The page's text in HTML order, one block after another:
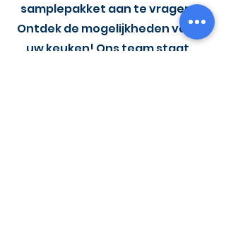
samplepakket aan te vragen.
Ontdek de mogelijkheden voor
uw keuken! Ons team staat